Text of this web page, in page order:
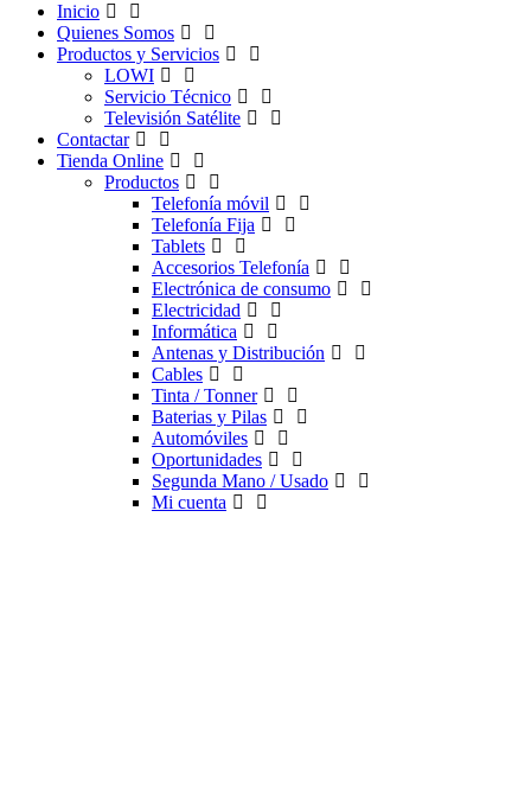
Inicio
Quienes Somos
Productos y Servicios
LOWI
Servicio Técnico
Televisión Satélite
Contactar
Tienda Online
Productos
Telefonía móvil
Telefonía Fija
Tablets
Accesorios Telefonía
Electrónica de consumo
Electricidad
Informática
Antenas y Distribución
Cables
Tinta / Tonner
Baterias y Pilas
Automóviles
Oportunidades
Segunda Mano / Usado
Mi cuenta